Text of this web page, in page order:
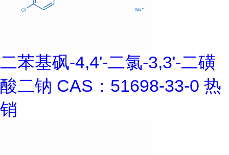
二苯基砜-4,4'-二氯-3,3'-二磺
酸二钠 CAS：51698-33-0 热
销